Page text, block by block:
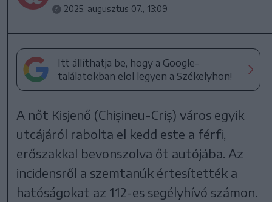
2025. augusztus 07., 13:09
Itt állíthatja be, hogy a Google-
találatokban elöl legyen a Székelyhon!
A nőt Kisjenő (Chișineu-Criș) város egyik
utcájáról rabolta el kedd este a férfi,
erőszakkal bevonszolva őt autójába. Az
incidensről a szemtanúk értesítették a
hatóságokat az 112-es segélyhívó számon.